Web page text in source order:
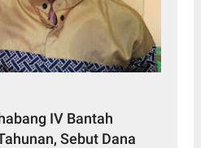
IV Bantah
Sebut Dana